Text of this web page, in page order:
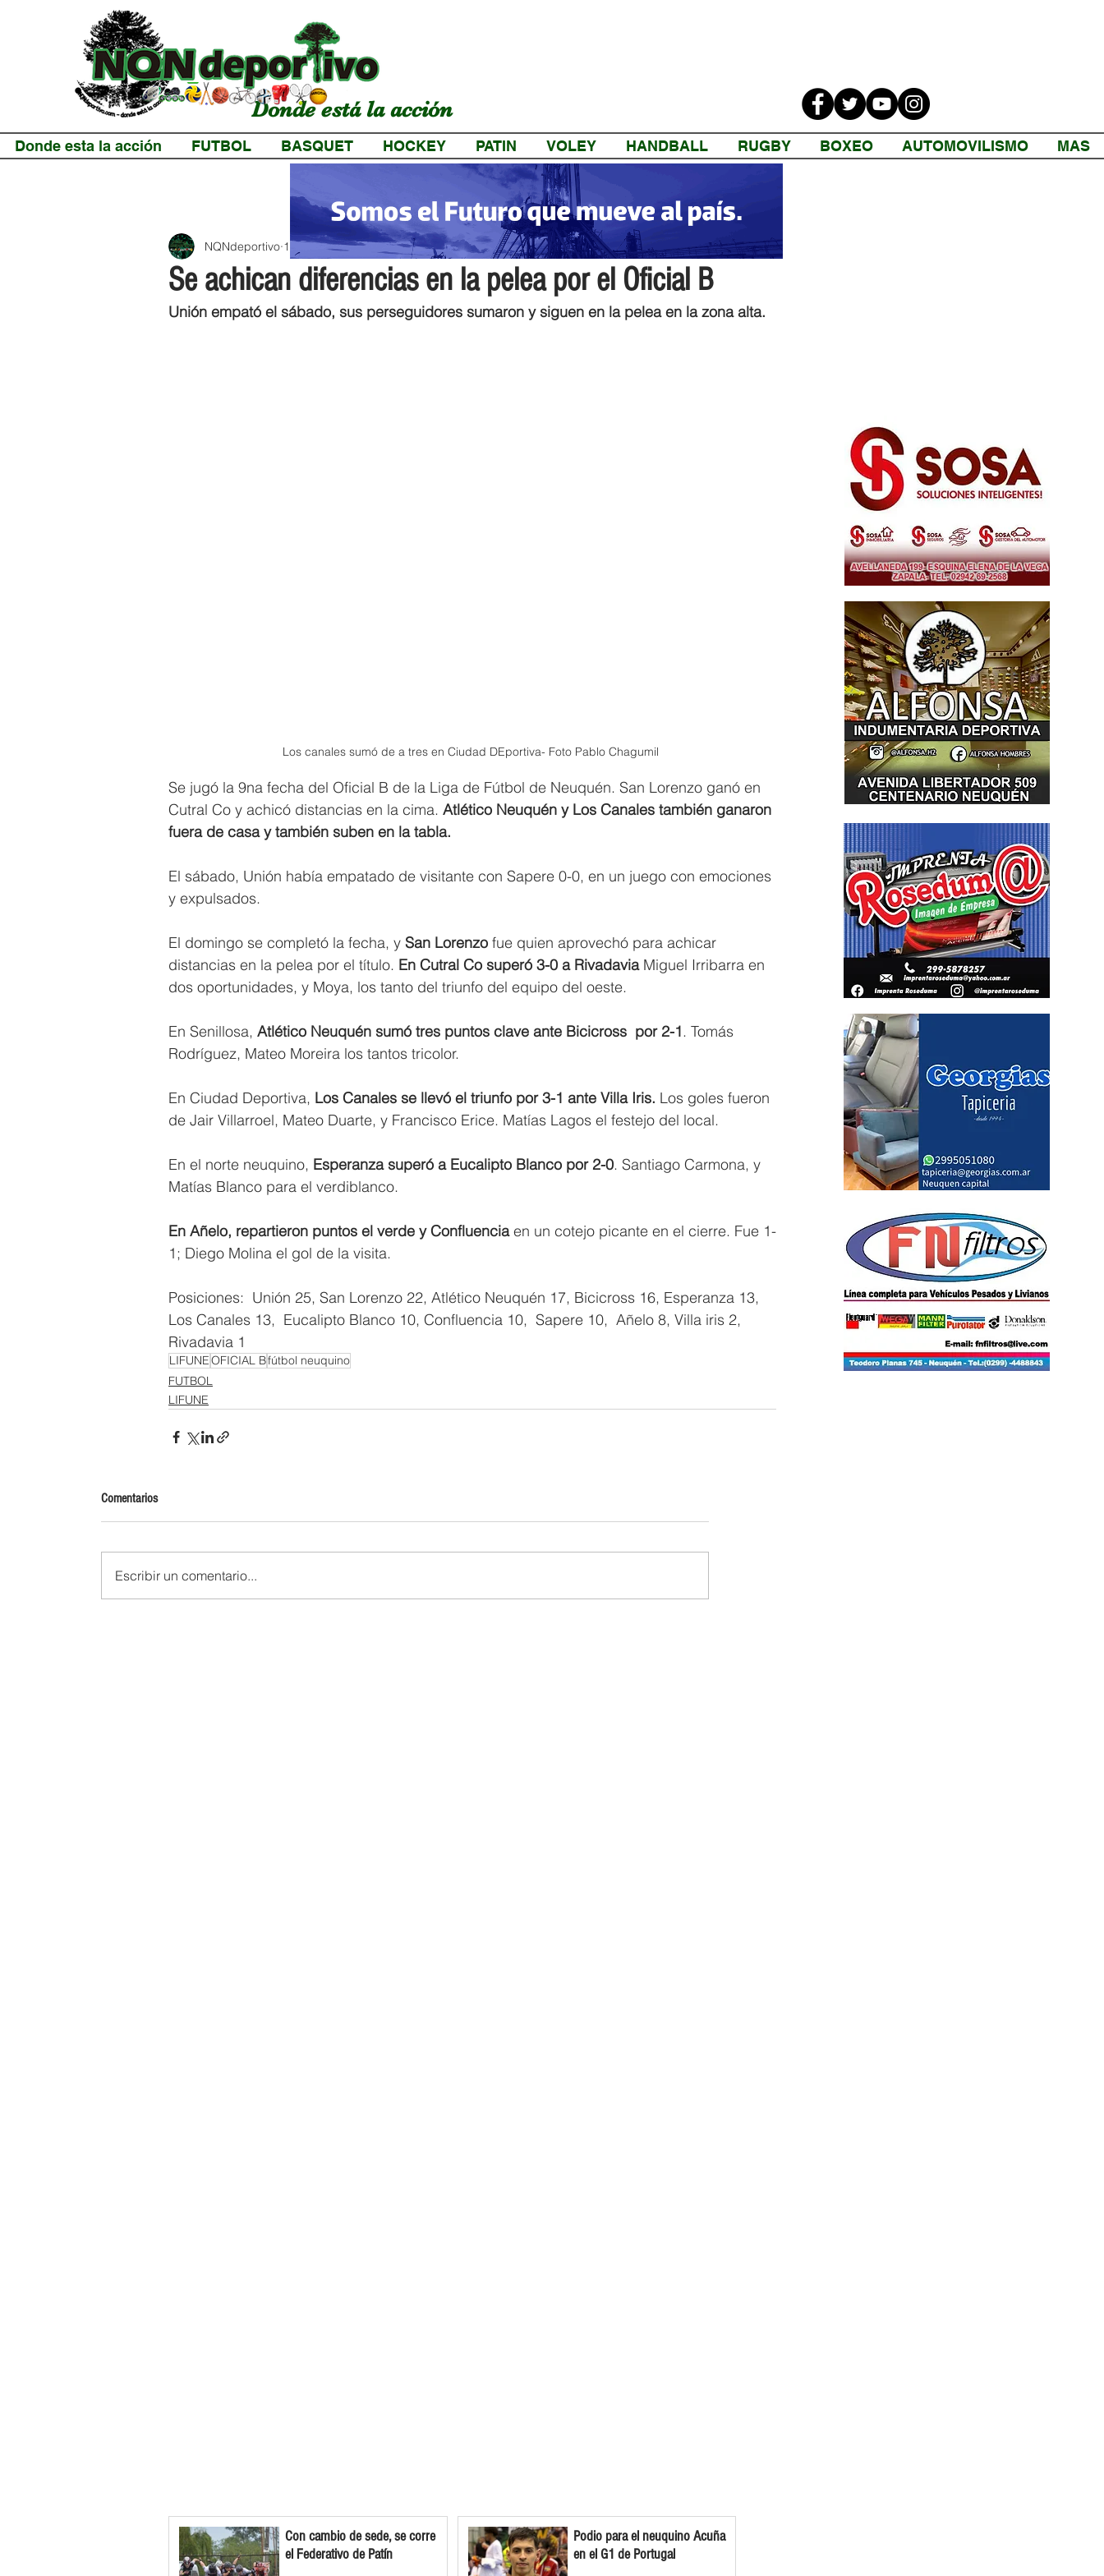
Donde está la acción
Donde esta la acción FUTBOL BASQUET HOCKEY PATIN VOLEY HANDBALL RUGBY BOXEO AUTOMOVILISMO MAS
Se achican diferencias en la pelea por el Oficial B
NQNdeportivo 1 min de lectura
Unión empató el sábado, sus perseguidores sumaron y siguen en la pelea en la zona alta.
Los canales sumó de a tres en Ciudad DEportiva- Foto Pablo Chagumil
Se jugó la 9na fecha del Oficial B de la Liga de Fútbol de Neuquén. San Lorenzo ganó en
Cutral Co y achicó distancias en la cima. Atlético Neuquén y Los Canales también ganaron
fuera de casa y también suben en la tabla.
El sábado, Unión había empatado de visitante con Sapere 0-0, en un juego con emociones
y expulsados.
El domingo se completó la fecha, y San Lorenzo fue quien aprovechó para achicar
distancias en la pelea por el título. En Cutral Co superó 3-0 a Rivadavia Miguel Irribarra en
dos oportunidades, y Moya, los tanto del triunfo del equipo del oeste.
En Senillosa, Atlético Neuquén sumó tres puntos clave ante Bicicross  por 2-1. Tomás
Rodríguez, Mateo Moreira los tantos tricolor.
En Ciudad Deportiva, Los Canales se llevó el triunfo por 3-1 ante Villa Iris. Los goles fueron
de Jair Villarroel, Mateo Duarte, y Francisco Erice. Matías Lagos el festejo del local.
En el norte neuquino, Esperanza superó a Eucalipto Blanco por 2-0. Santiago Carmona, y
Matías Blanco para el verdiblanco.
En Añelo, repartieron puntos el verde y Confluencia en un cotejo picante en el cierre. Fue 1-
1; Diego Molina el gol de la visita.
Posiciones:  Unión 25, San Lorenzo 22, Atlético Neuquén 17, Bicicross 16, Esperanza 13,
Los Canales 13,  Eucalipto Blanco 10, Confluencia 10,  Sapere 10,  Añelo 8, Villa iris 2,
Rivadavia 1
LIFUNEOFICIAL Bfútbol neuquino
FUTBOL
LIFUNE
Comentarios
Escribir un comentario...
Con cambio de sede, se corre
el Federativo de Patín
Podio para el neuquino Acuña
en el G1 de Portugal